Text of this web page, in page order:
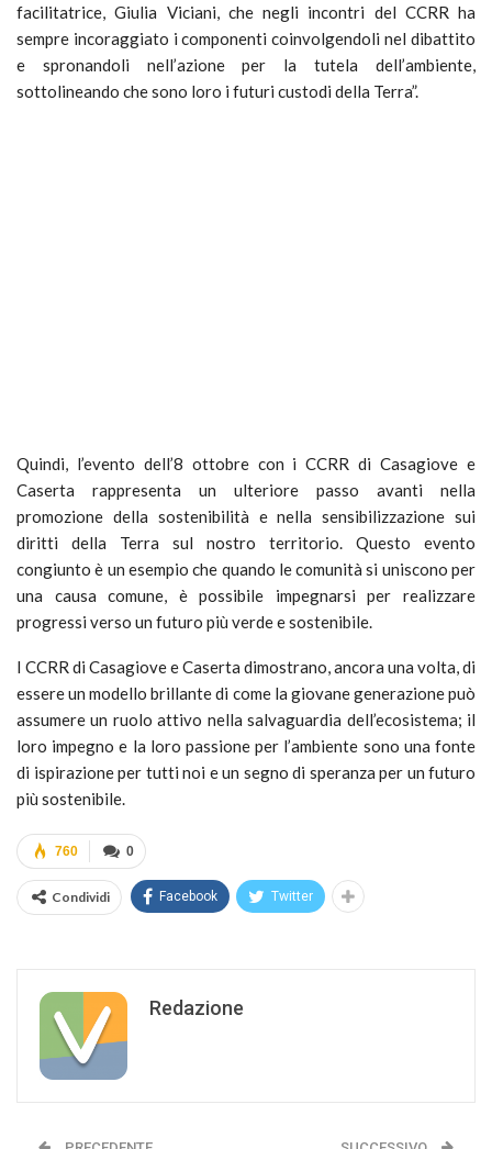
facilitatrice, Giulia Viciani, che negli incontri del CCRR ha
sempre incoraggiato i componenti coinvolgendoli nel dibattito
e spronandoli nell’azione per la tutela dell’ambiente,
sottolineando che sono loro i futuri custodi della Terra”.
Quindi, l’evento dell’8 ottobre con i CCRR di Casagiove e
Caserta rappresenta un ulteriore passo avanti nella
promozione della sostenibilità e nella sensibilizzazione sui
diritti della Terra sul nostro territorio. Questo evento
congiunto è un esempio che quando le comunità si uniscono per
una causa comune, è possibile impegnarsi per realizzare
progressi verso un futuro più verde e sostenibile.
I CCRR di Casagiove e Caserta dimostrano, ancora una volta, di
essere un modello brillante di come la giovane generazione può
assumere un ruolo attivo nella salvaguardia dell’ecosistema; il
loro impegno e la loro passione per l’ambiente sono una fonte
di ispirazione per tutti noi e un segno di speranza per un futuro
più sostenibile.
0
760
Condividi Facebook Twitter
Redazione